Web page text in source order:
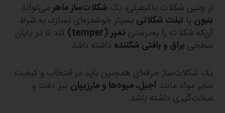
از چنین شکلات باکیفیتی، یک شکلات‌ساز ماهرمی‌تواند
بنبون یا تبلت شکلاتی بسیار خوشمزه‌ای بسازد، به شرط
آن‌که شکلات را به‌درستی تمپر (temper)
کند تا در پایان
سطحی براق و بافتی شکننده داشته باشد.
یک شکلات‌ساز حرفه‌ای همچنین باید در انتخاب و کیفیت
سایر مواد مانند آجیل، میوه‌ها و مارزیپان نیز دقت و
سخت‌گیری داشته باشد.